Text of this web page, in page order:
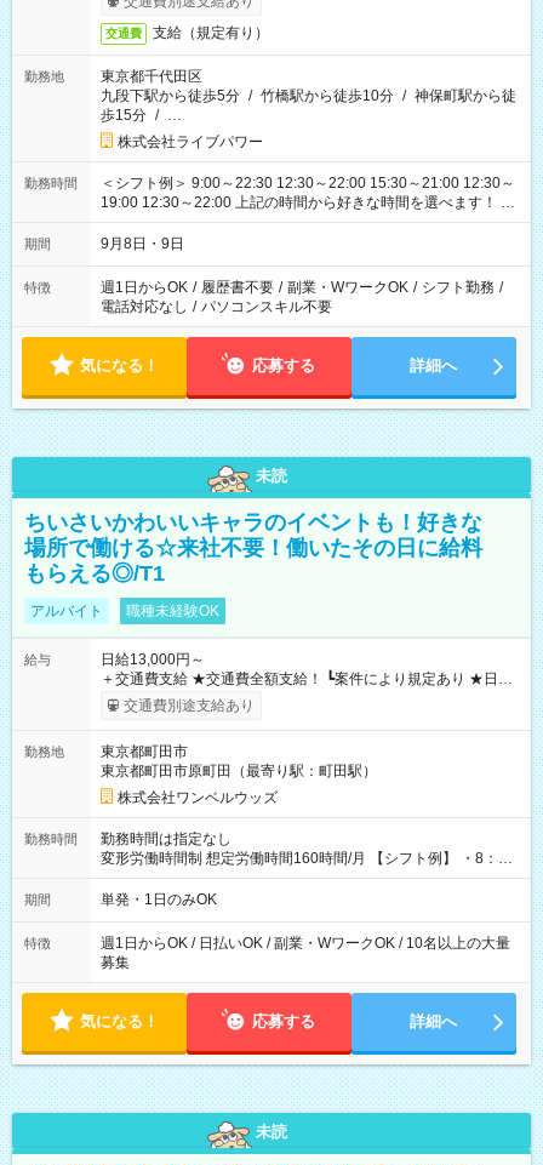
交通費 支給（規定有り）
勤務地
東京都千代田区
九段下駅から徒歩5分 / 竹橋駅から徒歩10分 / 神保町駅から徒
歩15分 / …
株式会社ライブパワー
勤務時間
＜シフト例＞ 9:00～22:30 12:30～22:00 15:30～21:00 12:30～
19:00 12:30～22:00 上記の時間から好きな時間を選べます！ ※
時間は変更となる可能性があります
期間 9月8日・9日
特徴 週1日からOK / 履歴書不要 / 副業・WワークOK / シフト勤務 /
電話対応なし / パソコンスキル不要
気になる！ 応募する 詳細へ
未読
ちいさいかわいいキャラのイベントも！好きな
場所で働ける☆来社不要！働いたその日に給料
もらえる◎/T1
アルバイト 職種未経験OK
給与
日給13,000円～
＋交通費支給 ★交通費全額支給！ ┗案件により規定あり ★日払
いOK！（規定あり） ┗働いたその日に現金GET♪ お仕事後はコ
ンビニATMから 日払い分を引き落とせます！ 【試用期間】試
交通費別途支給あり
勤務地
東京都町田市
東京都町田市原町田（最寄り駅：町田駅）
株式会社ワンベルウッズ
勤務時間
勤務時間は指定なし
変形労働時間制 想定労働時間160時間/月 【シフト例】 ・8：00
～21：00
期間 単発・1日のみOK
特徴
週1日からOK / 日払いOK / 副業・WワークOK / 10名以上の大量
募集
気になる！ 応募する 詳細へ
未読